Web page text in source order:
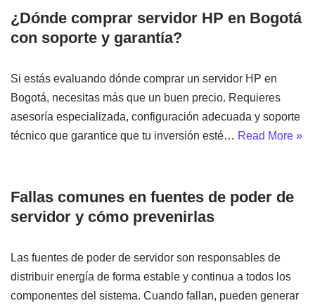
¿Dónde comprar servidor HP en Bogotá
con soporte y garantía?
Si estás evaluando dónde comprar un servidor HP en
Bogotá, necesitas más que un buen precio. Requieres
asesoría especializada, configuración adecuada y soporte
técnico que garantice que tu inversión esté… Read More »
Fallas comunes en fuentes de poder de
servidor y cómo prevenirlas
Las fuentes de poder de servidor son responsables de
distribuir energía de forma estable y continua a todos los
componentes del sistema. Cuando fallan, pueden generar